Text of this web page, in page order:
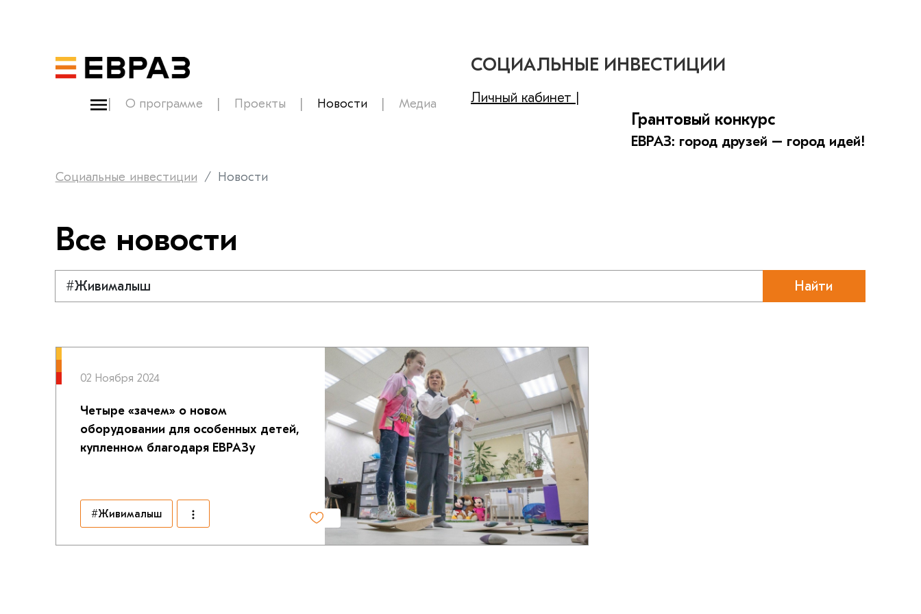
СОЦИАЛЬНЫЕ ИНВЕСТИЦИИ
О программе Проекты Новости Медиа Личный кабинет |
Грантовый конкурс
ЕВРАЗ: город друзей – город идей!
Социальные инвестиции Новости
Все новости
Найти
02 Ноября 2024
Четыре «зачем» о новом
оборудовании для особенных детей,
купленном благодаря ЕВРАЗу
#Живималыш